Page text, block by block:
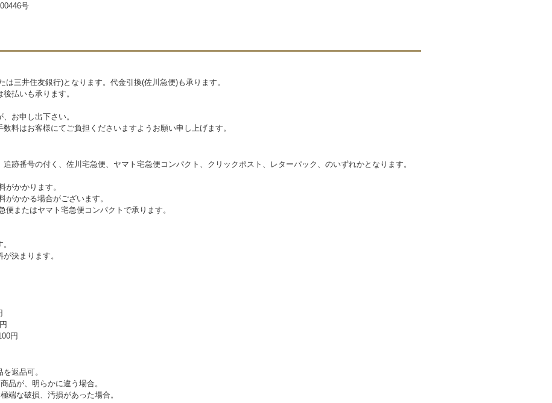
号
は三井住友銀行)となります。代金引換(佐川急便)も承ります。
払いも承ります。
お申し出下さい。
料はお客様にてご負担くださいますようお願い申し上げます。
跡番号の付く、佐川宅急便、ヤマト宅急便コンパクト、クリックポスト、レターパック、のいずれかとなります。
かかります。
かかる場合がございます。
またはヤマト宅急便コンパクトで承ります。
決まります。
円
返品可。
品が、明らかに違う場合。
端な破損、汚損があった場合。